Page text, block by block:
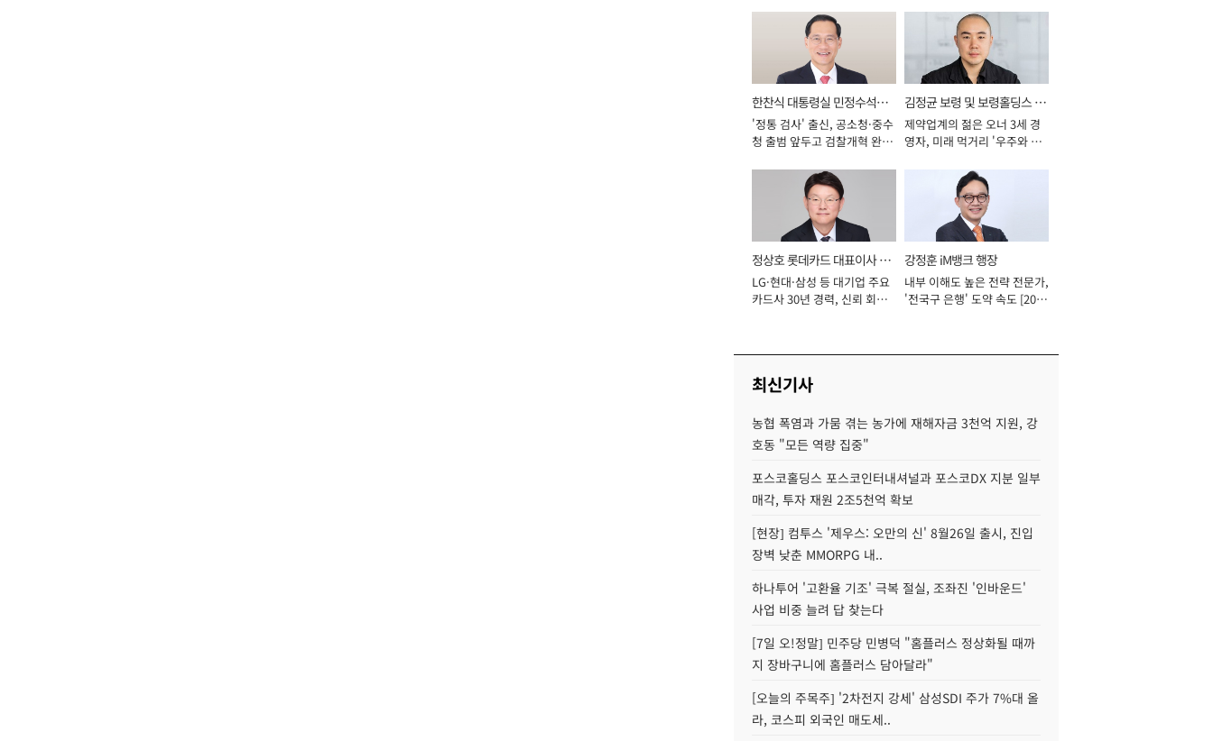
한찬식 대통령실 민정수석비
서관
'정통 검사' 출신, 공소청·중수
청 출범 앞두고 검찰개혁 완수
김정균 보령 및 보령홀딩스 대
표이사 사장
제약업계의 젊은 오너 3세 경
영자, 미래 먹거리 '우주와 헬
정상호 롯데카드 대표이사 사
장
LG·현대·삼성 등 대기업 주요
카드사 30년 경력, 신뢰 회복
강정훈 iM뱅크 행장
내부 이해도 높은 전략 전문가,
'전국구 은행' 도약 속도 [2026
최신기사
농협 폭염과 가뭄 겪는 농가에 재해자금 3천억 지원, 강
호동 "모든 역량 집중"
포스코홀딩스 포스코인터내셔널과 포스코DX 지분 일부
매각, 투자 재원 2조5천억 확보
[현장] 컴투스 '제우스: 오만의 신' 8월26일 출시, 진입
장벽 낮춘 MMORPG 내..
하나투어 '고환율 기조' 극복 절실, 조좌진 '인바운드'
사업 비중 늘려 답 찾는다
[7일 오!정말] 민주당 민병덕 "홈플러스 정상화될 때까
지 장바구니에 홈플러스 담아달라"
[오늘의 주목주] '2차전지 강세' 삼성SDI 주가 7%대 올
라, 코스피 외국인 매도세..